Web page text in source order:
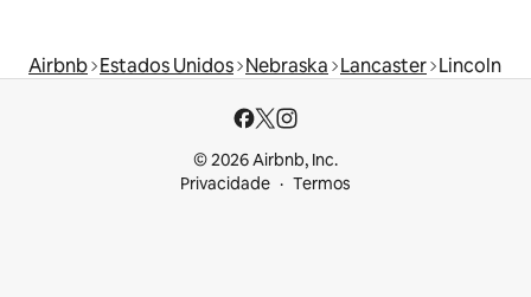
Airbnb Estados Unidos Nebraska Lancaster Lincoln
© 2026 Airbnb, Inc.
Privacidade
Termos